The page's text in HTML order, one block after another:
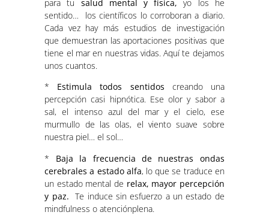
para tu salud mental y física,yo los he
sentido… los científicos lo corroboran a diario.
Cada vez hay más estudios de investigación
que demuestran las aportaciones positivas que
tiene el mar en nuestras vidas. Aquí te dejamos
unos cuantos.
* Estimula todos sentidos creando una
percepción casi hipnótica. Ese olor y sabor a
sal, el intenso azul del mar y el cielo, ese
murmullo de las olas, el viento suave sobre
nuestra piel… el sol…
* Baja la frecuencia de nuestras ondas
cerebrales a estado alfa, lo que se traduce en
un estado mental de relax, mayor percepción
y paz. Te induce sin esfuerzo a un estado de
mindfulness o atenciónplena.